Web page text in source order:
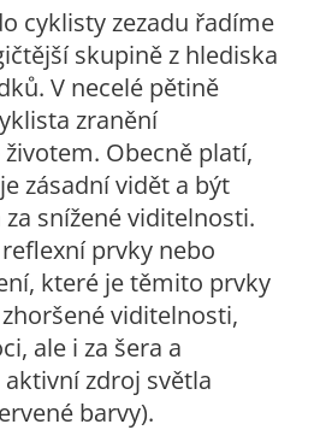
cyklisty zezadu řadíme
skupině z hlediska
V necelé pětině
zranění
Obecně platí,
zásadní vidět a být
snížené viditelnosti.
prvky nebo
které je těmito prvky
viditelnosti,
ale i za šera a
zdroj světla
barvy).